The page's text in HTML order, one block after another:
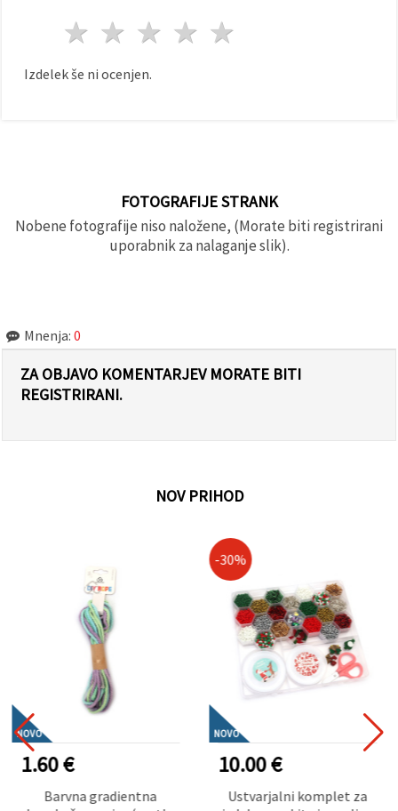
4 zvezde
3 zvezde
2 zvezde
1 zvezda
Izdelek še ni ocenjen.
FOTOGRAFIJE STRANK
Nobene fotografije niso naložene, (Morate biti registrirani
uporabnik za nalaganje slik).
Mnenja: 0
ZA OBJAVO KOMENTARJEV MORATE BITI
REGISTRIRANI.
NOV PRIHOD
NOVO
1.60 €
Barvna gradientna
-30%
NOVO
10.00 €
Ustvarjalni komplet za